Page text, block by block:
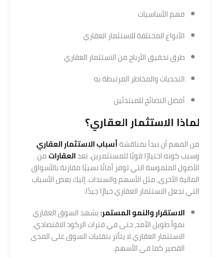
فهم الأساسيات
الأنواع المختلفة للاستثمار العقاري
طرق تحقيق الأرباح من الاستثمار العقاري
التحديات والمخاطر المرتبطة به
أفضل النصائح للمبتدئين
لماذا الاستثمار العقاري؟
من المهم أن نبدأ بمناقشةأسباب الاستثمار العقاري
وسبب كونه اختيارًا قويًا للمستثمرين. تعدالعقاراتمن
الأصول الملموسة التي توفر أمانًا نسبيًا مقارنة بالأسواق
المالية الأخرى، مثل الأسهم والسندات. إليك بعض الأسباب
التي تجعل الاستثمار العقاري خيارًا جيدًا:
الاستقرار والنمو المستمر:يشهد السوق العقاري
نمواً طويل الأمد، حتى في فترات الركود الاقتصادي.
الاستثمار العقاري لا يتأثر بتقلبات السوق على المدى
القصير كما في الأسهم.